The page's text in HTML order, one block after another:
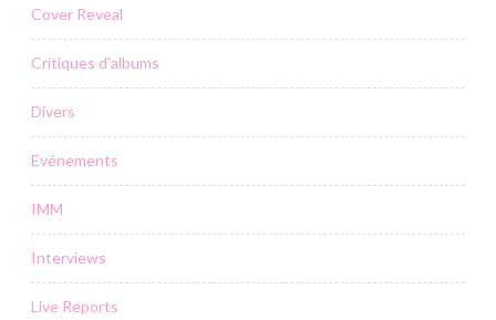
Cover Reveal
Critiques d'albums
Divers
Evénements
IMM
Interviews
Live Reports